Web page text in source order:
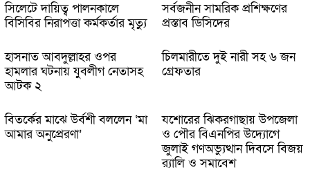
সিলেটে দায়িত্ব পালনকালে
বিসিবির নিরাপত্তা কর্মকর্তার মৃত্যু
সর্বজনীন সামরিক প্রশিক্ষণের
প্রস্তাব ডিসিদের
হাসনাত আবদুল্লাহর ওপর
হামলার ঘটনায় যুবলীগ নেতাসহ
আটক ২
চিলমারীতে দুই নারী সহ ৬ জন
গ্রেফতার
বিতর্কের মাঝে উর্বশী বললেন ‘মা
আমার অনুপ্রেরণা’
যশোরের ঝিকরগাছায় উপজেলা
ও পৌর বিএনপির উদ্যোগে
জুলাই গণঅভ্যুত্থান দিবসে বিজয়
র‌্যালি ও সমাবেশ